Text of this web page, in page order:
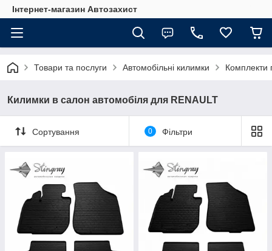
Інтернет-магазин Автозахист
Товари та послуги Автомобільні килимки Комплекти
Килимки в салон автомобіля для RENAULT
Сортування 0 Фільтри